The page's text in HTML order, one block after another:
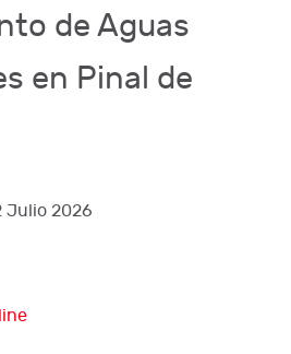
de Aguas
en Pinal de
Julio 2026